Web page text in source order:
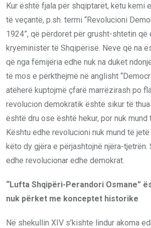
Kur është fjala për shqiptarët, këtu kemi
të veçantë, p.sh. termi “Revolucioni
1924”, që përdoret për grusht-shtetin që
kryeministër të Shqipërisë. Neve që na
që nga fëmijëria edhe nuk na duket
të mos e përkthejmë në anglisht
atëherë kuptojmë çfarë marrëzirash po
revolucion demokratik është sikur të
është dru ose është hekur, por nuk mund
Kështu edhe revolucioni nuk mund të
këto dy gjëra e përjashtojnë njëra-tjetrën.
edhe revolucionar edhe demokrat.
“Lufta Shqipëri-Perandori Osmane”
nuk përket me konceptet historike
Në shekullin XIV s’kishte lindur akoma